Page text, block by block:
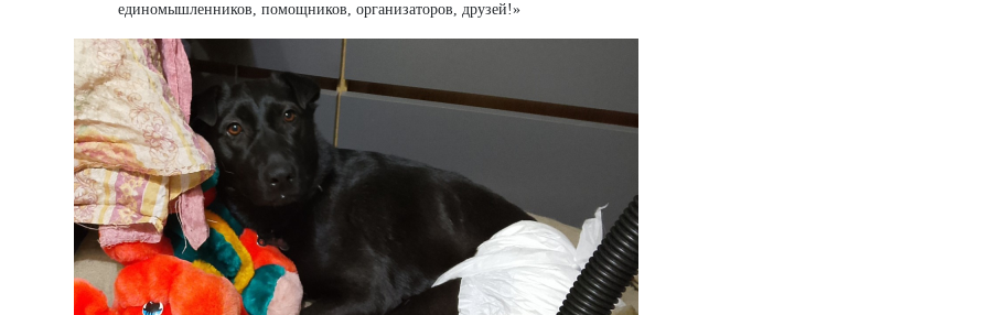
единомышленников, помощников, организаторов, друзей!»